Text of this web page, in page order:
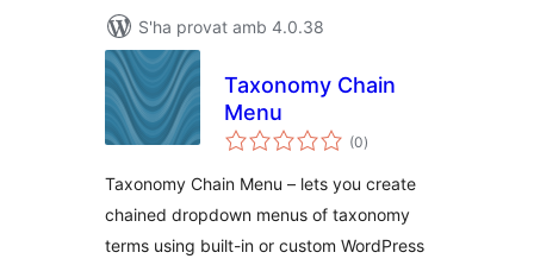
S'ha provat amb 4.0.38
Taxonomy Chain
Menu
(0puntuacions
totals
)
Taxonomy Chain Menu – lets you create
chained dropdown menus of taxonomy
terms using built-in or custom WordPress